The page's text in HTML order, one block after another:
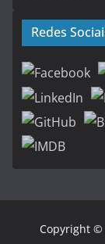
Redes
Copyright ©